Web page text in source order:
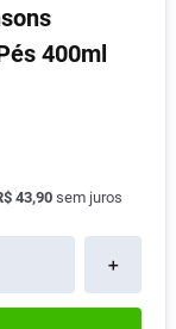
400ml
43,90 sem juros
＋